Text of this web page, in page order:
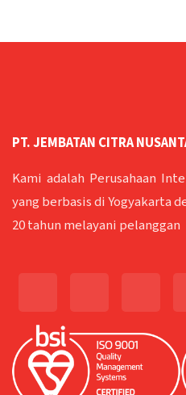
PT. JEMBATAN CITRA
Kami adalah Perusahaan
yang berbasis di Yogyakarta
20 tahun melayani pelanggan